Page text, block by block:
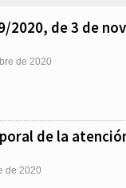
2020, de 3 de
de 2020
de la
de 2020